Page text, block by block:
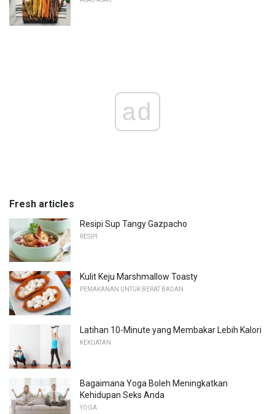
ad
Fresh articles
Resipi Sup Tangy Gazpacho
RESIPI
Kulit Keju Marshmallow Toasty
PEMAKANAN UNTUK BERAT BADAN
Latihan 10-Minute yang Membakar Lebih Kalori
KEKUATAN
Bagaimana Yoga Boleh Meningkatkan
Kehidupan Seks Anda
YOGA